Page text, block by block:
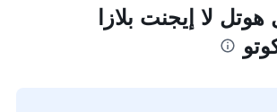
لا إيجنت بلازا